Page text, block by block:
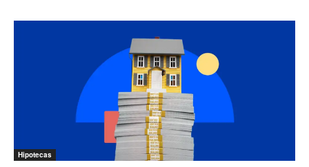
Hipotecas